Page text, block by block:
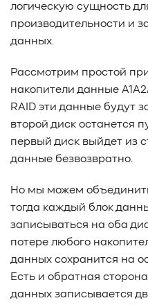
логическую сущность
производительности и
данных.
Рассмотрим простой
накопители данные
RAID эти данные будут
второй диск останется
первый диск выйдет из
данные безвозвратно.
Но мы можем объединить
тогда каждый блок
записываться на оба
потере любого
данных сохранится на
Есть и обратная
данных записывается